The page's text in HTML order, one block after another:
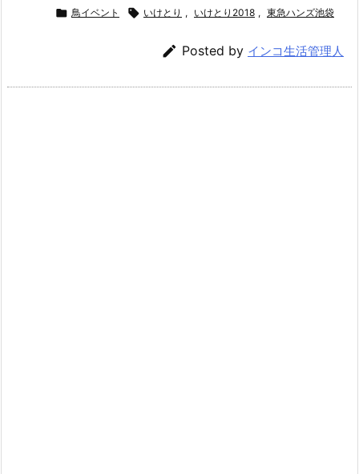
 鳥イベント  いけとり , いけとり2018 , 東急ハンズ池袋
 Posted by インコ生活管理人